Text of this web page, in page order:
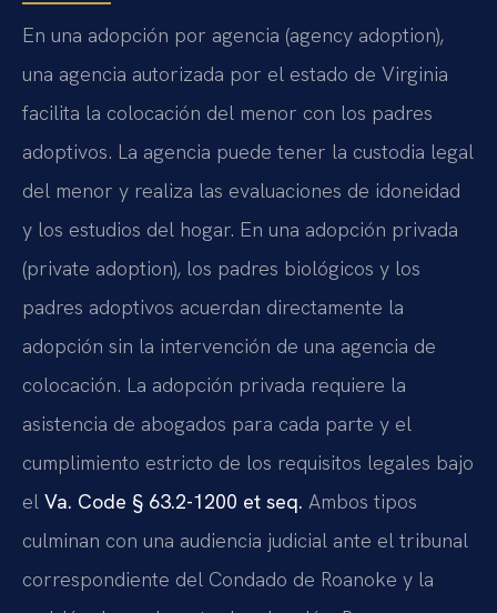
En una adopción por agencia (agency adoption),
una agencia autorizada por el estado de Virginia
facilita la colocación del menor con los padres
adoptivos. La agencia puede tener la custodia legal
del menor y realiza las evaluaciones de idoneidad
y los estudios del hogar. En una adopción privada
(private adoption), los padres biológicos y los
padres adoptivos acuerdan directamente la
adopción sin la intervención de una agencia de
colocación. La adopción privada requiere la
asistencia de abogados para cada parte y el
cumplimiento estricto de los requisitos legales bajo
el Va. Code § 63.2-1200 et seq. Ambos tipos
culminan con una audiencia judicial ante el tribunal
correspondiente del Condado de Roanoke y la